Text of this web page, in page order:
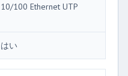
10/100 Ethernet UTP
はい